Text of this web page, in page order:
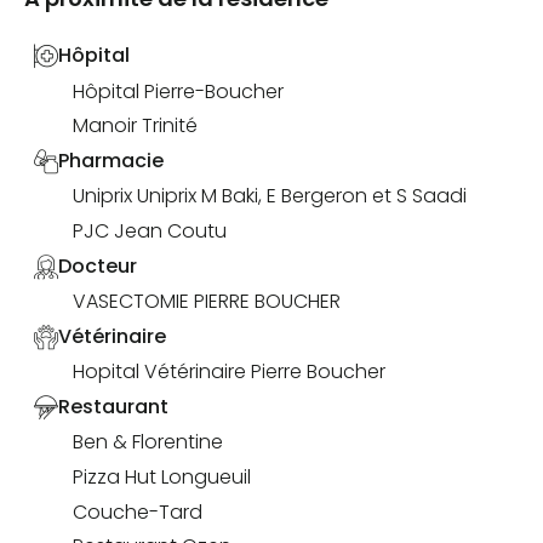
Hôpital
Hôpital Pierre-Boucher
Manoir Trinité
Pharmacie
Uniprix Uniprix M Baki, E Bergeron et S Saadi
PJC Jean Coutu
Docteur
VASECTOMIE PIERRE BOUCHER
Vétérinaire
Hopital Vétérinaire Pierre Boucher
Restaurant
Ben & Florentine
Pizza Hut Longueuil
Couche-Tard